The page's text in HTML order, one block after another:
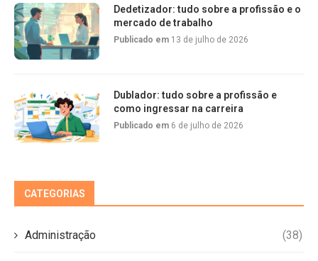
Dedetizador: tudo sobre a profissão e o
mercado de trabalho
Publicado em 13 de julho de 2026
Dublador: tudo sobre a profissão e
como ingressar na carreira
Publicado em 6 de julho de 2026
CATEGORIAS
Administração (38)